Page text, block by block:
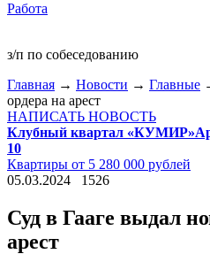
Работа
з/п по собеседованию
Главная → Новости → Главные
ордера на арест
НАПИСАТЬ НОВОСТЬ
Клубный квартал «КУМИР»
10
Квартиры от 5 280 000 рублей
05.03.2024
1526
Суд в Гааге выдал
арест